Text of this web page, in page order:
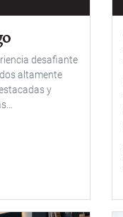
desafiante
altamente
y